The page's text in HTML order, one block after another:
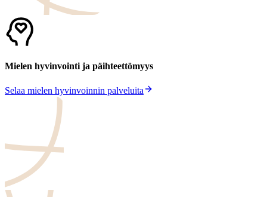
Mielen hyvinvointi ja päihteettömyys
Selaa mielen hyvinvoinnin palveluita